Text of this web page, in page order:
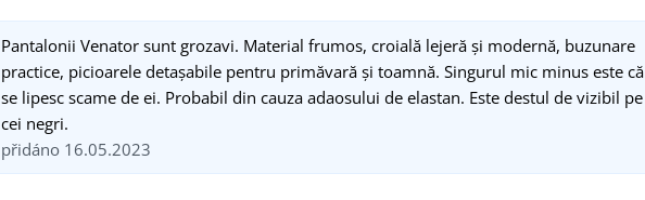
Pantalonii Venator sunt grozavi. Material frumos, croială lejeră și modernă, buzunare
practice, picioarele detașabile pentru primăvară și toamnă. Singurul mic minus este că
se lipesc scame de ei. Probabil din cauza adaosului de elastan. Este destul de vizibil pe
cei negri.
přidáno 16.05.2023